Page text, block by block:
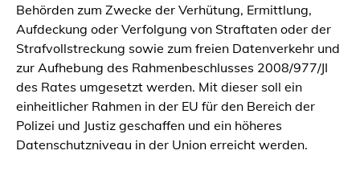
Behörden zum Zwecke der Verhütung, Ermittlung,
Aufdeckung oder Verfolgung von Straftaten oder der
Strafvollstreckung sowie zum freien Datenverkehr und
zur Aufhebung des Rahmenbeschlusses 2008/977/JI
des Rates umgesetzt werden. Mit dieser soll ein
einheitlicher Rahmen in der EU für den Bereich der
Polizei und Justiz geschaffen und ein höheres
Datenschutzniveau in der Union erreicht werden.